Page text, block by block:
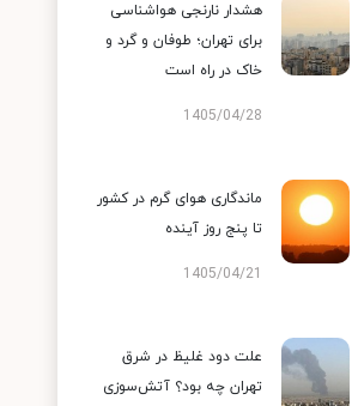
هشدار نارنجی هواشناسی
برای تهران؛ طوفان و گرد و
خاک در راه است
1405/04/28
ماندگاری هوای گرم در کشور
تا پنج روز آینده
1405/04/21
علت دود غلیظ در شرق
تهران چه بود؟ آتش‌سوزی